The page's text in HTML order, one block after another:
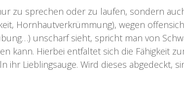
zu sprechen oder zu laufen, sondern
Hornhautverkrümmung), wegen
unscharf sieht, spricht man von
kann. Hierbei entfaltet sich die Fähigkeit
ihr Lieblingsauge. Wird dieses abgedeckt,